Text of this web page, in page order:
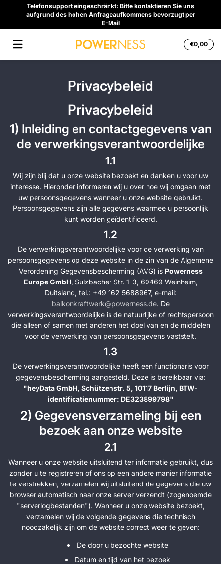
Snel naar inhoud
Telefonsupport eingeschränkt: Bitte kontaktieren Sie uns
aufgrund des hohen Anfrageaufkommens bevorzugt per
E-Mail
€0,00
in
Privacybeleid
Privacybeleid
1) Inleiding en contactgegevens van
de verwerkingsverantwoordelijke
1.1
Wij zijn blij dat u onze website bezoekt en danken u voor uw
interesse. Hieronder informeren wij u over hoe wij omgaan met
uw persoonsgegevens wanneer u onze website gebruikt.
Persoonsgegevens zijn alle gegevens waarmee u persoonlijk
kunt worden geïdentificeerd.
1.2
De verwerkingsverantwoordelijke voor de verwerking van
persoonsgegevens op deze website in de zin van de Algemene
Verordening Gegevensbescherming (AVG) is Powerness
Europe GmbH, Sulzbacher Str. 1-3, 69469 Weinheim,
Duitsland, tel.: +49 162 5688967, e-mail:
balkonkraftwerk@powerness.de. De
verwerkingsverantwoordelijke is de natuurlijke of rechtspersoon
die alleen of samen met anderen het doel van en de middelen
voor de verwerking van persoonsgegevens vaststelt.
1.3
De verwerkingsverantwoordelijke heeft een functionaris voor
gegevensbescherming aangesteld. Deze is bereikbaar via:
"heyData GmbH, Schützenstr. 5, 10117 Berlijn, BTW-
identificatienummer: DE323899798"
2) Gegevensverzameling bij een
bezoek aan onze website
2.1
Wanneer u onze website uitsluitend ter informatie gebruikt, dus
zonder u te registreren of ons op een andere manier informatie
te verstrekken, verzamelen wij uitsluitend de gegevens die uw
browser automatisch naar onze server verzendt (zogenoemde
"serverlogbestanden"). Wanneer u onze website bezoekt,
verzamelen wij de volgende gegevens die technisch
noodzakelijk zijn om de website correct weer te geven:
De door u bezochte website
Datum en tijd van het bezoek